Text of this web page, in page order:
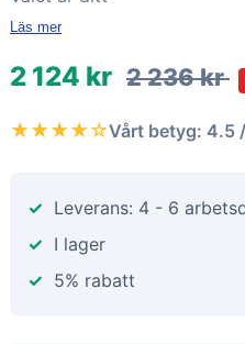
Läs mer
2 124 kr 2 236 kr
★★★★☆Vårt betyg: 4.5
Leverans: 4 - 6
I lager
5% rabatt